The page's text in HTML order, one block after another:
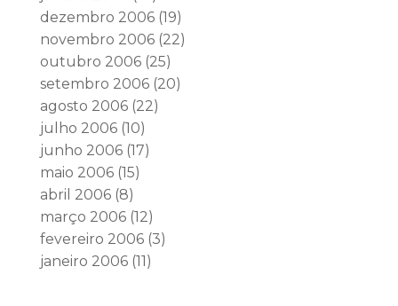
dezembro 2006(19)
novembro 2006(22)
outubro 2006(25)
setembro 2006(20)
agosto 2006(22)
julho 2006(10)
junho 2006(17)
maio 2006(15)
abril 2006(8)
março 2006(12)
fevereiro 2006(3)
janeiro 2006(11)